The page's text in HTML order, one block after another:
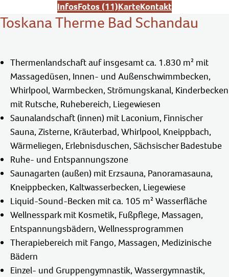
InfosFotos (11)KarteKontakt
Toskana Therme Bad Schandau
Thermenlandschaft auf insgesamt ca. 1.830 m² mit
Massagedüsen, Innen- und Außenschwimmbecken,
Whirlpool, Warmbecken, Strömungskanal, Kinderbecken
mit Rutsche, Ruhebereich, Liegewiesen
Saunalandschaft (innen) mit Laconium, Finnischer
Sauna, Zisterne, Kräuterbad, Whirlpool, Kneippbach,
Wärmeliegen, Erlebnisduschen, Sächsischer Badestube
Ruhe- und Entspannungszone
Saunagarten (außen) mit Erzsauna, Panoramasauna,
Kneippbecken, Kaltwasserbecken, Liegewiese
Liquid-Sound-Becken mit ca. 105 m² Wasserfläche
Wellnesspark mit Kosmetik, Fußpflege, Massagen,
Entspannungsbädern, Wellnessprogrammen
Therapiebereich mit Fango, Massagen, Medizinische
Bädern
Einzel- und Gruppengymnastik, Wassergymnastik,